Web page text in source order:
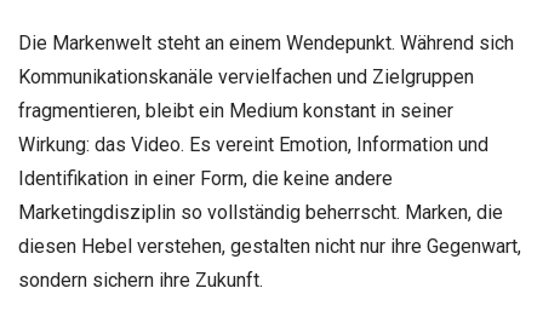
Die Markenwelt steht an einem Wendepunkt. Während sich
Kommunikationskanäle vervielfachen und Zielgruppen
fragmentieren, bleibt ein Medium konstant in seiner
Wirkung: das Video. Es vereint Emotion, Information und
Identifikation in einer Form, die keine andere
Marketingdisziplin so vollständig beherrscht. Marken, die
diesen Hebel verstehen, gestalten nicht nur ihre Gegenwart,
sondern sichern ihre Zukunft.